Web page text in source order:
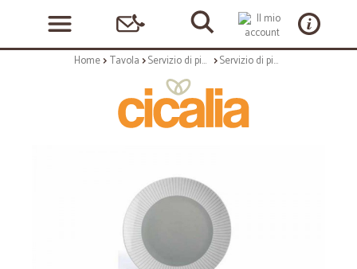
Home Tavola Servizio di piatti Servizio di piatti: Adelaide servizio tavola 18 pz